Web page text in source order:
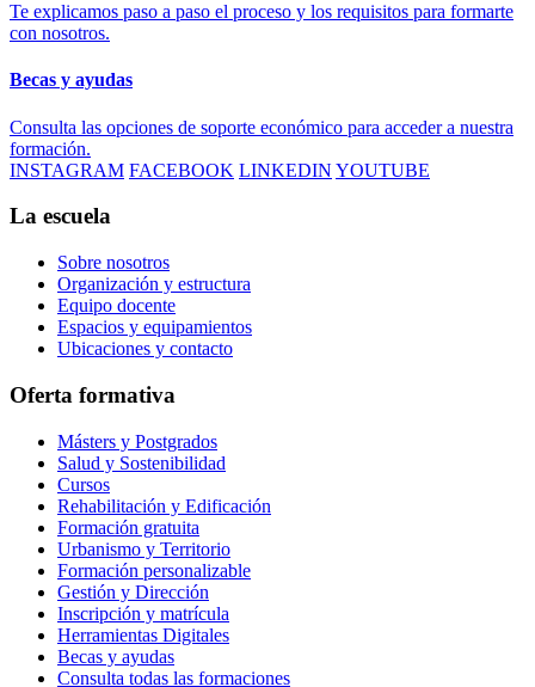
Te explicamos paso a paso el proceso y los requisitos para formarte
con nosotros.
Becas y ayudas
Consulta las opciones de soporte económico para acceder a nuestra
formación.
INSTAGRAM FACEBOOK LINKEDIN YOUTUBE
La escuela
Sobre nosotros
Organización y estructura
Equipo docente
Espacios y equipamientos
Ubicaciones y contacto
Oferta formativa
Másters y Postgrados
Salud y Sostenibilidad
Cursos
Rehabilitación y Edificación
Formación gratuita
Urbanismo y Territorio
Formación personalizable
Gestión y Dirección
Inscripción y matrícula
Herramientas Digitales
Becas y ayudas
Consulta todas las formaciones